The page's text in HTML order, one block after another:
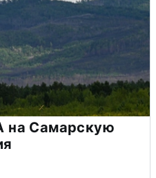
на Самарскую